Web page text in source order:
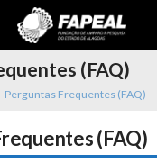
(FAQ)
Perguntas Frequentes (FAQ)
(FAQ)